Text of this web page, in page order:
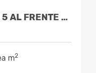
ALQUILA OFICINA DE 38 M2 - PISO 5 AL FRENTE - CIUDAD VIEJA
m2